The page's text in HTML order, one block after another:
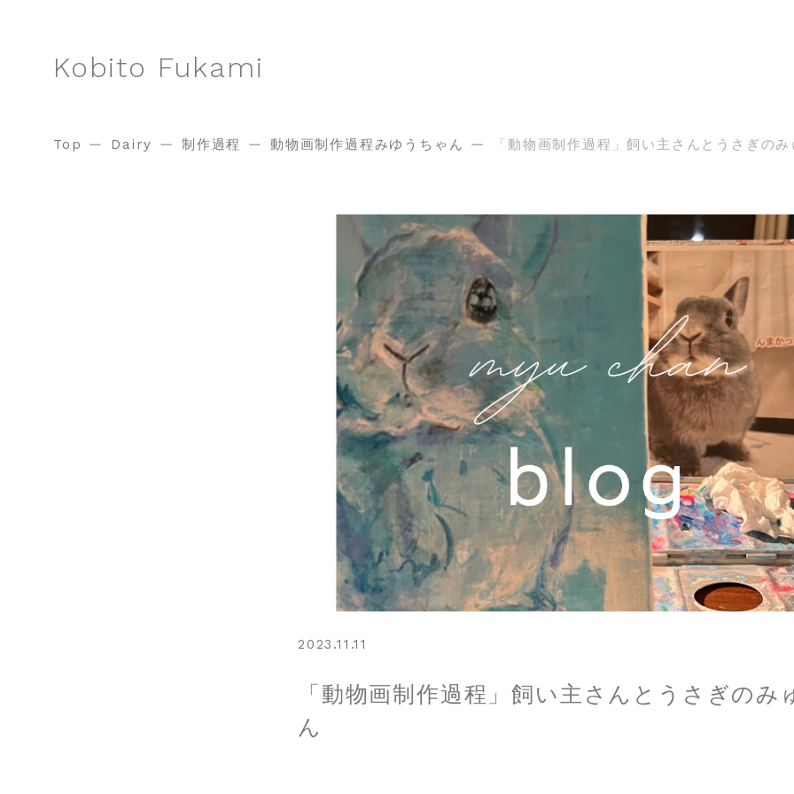
Kobito Fukami
Top Dairy 制作過程 動物画制作過程みゆうちゃん 「動物画制作過程」飼い主さんとうさぎの
2023.11.11
「動物画制作過程」飼い主さんとうさぎのみ
ん